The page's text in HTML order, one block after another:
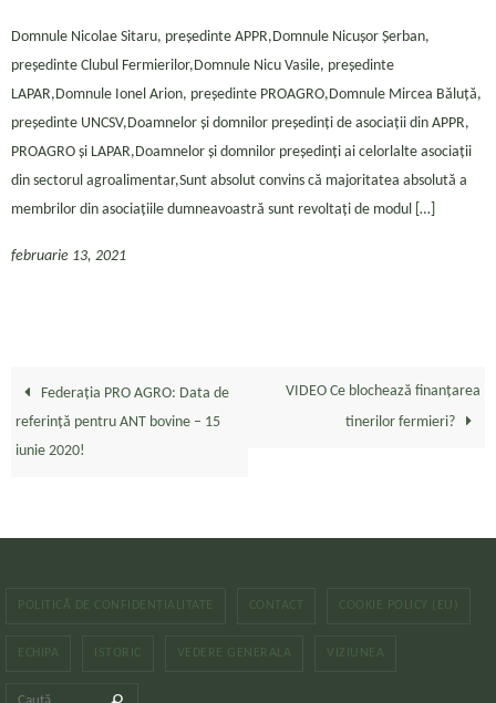
Domnule Nicolae Sitaru, președinte APPR,Domnule Nicușor Șerban,
președinte Clubul Fermierilor,Domnule Nicu Vasile, președinte
LAPAR,Domnule Ionel Arion, președinte PROAGRO,Domnule Mircea Băluță,
președinte UNCSV,Doamnelor și domnilor președinți de asociații din APPR,
PROAGRO și LAPAR,Doamnelor și domnilor președinți ai celorlalte asociații
din sectorul agroalimentar,Sunt absolut convins că majoritatea absolută a
membrilor din asociațiile dumneavoastră sunt revoltați de modul […]
februarie 13, 2021
Federația PRO AGRO: Data de
referință pentru ANT bovine – 15
iunie 2020!
VIDEO Ce blochează finanțarea
tinerilor fermieri?
POLITICĂ DE CONFIDENȚIALITATE CONTACT COOKIE POLICY (EU)
ECHIPA ISTORIC VEDERE GENERALA VIZIUNEA
Caută